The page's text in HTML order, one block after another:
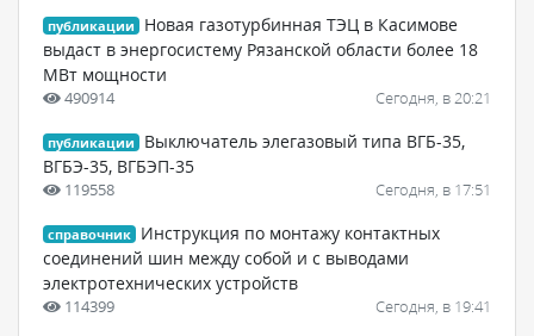
публикации
Новая газотурбинная ТЭЦ в Касимове
выдаст в энергосистему Рязанской области более 18
МВт мощности
490914 Сегодня, в 20:21
публикации
Выключатель элегазовый типа ВГБ-35,
ВГБЭ-35, ВГБЭП-35
119558 Сегодня, в 17:51
справочник
Инструкция по монтажу контактных
соединений шин между собой и с выводами
электротехнических устройств
114399 Сегодня, в 19:41